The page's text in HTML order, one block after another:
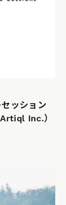
ッション
Inc.）